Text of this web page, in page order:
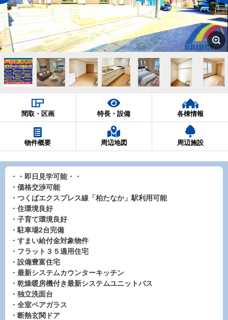
間取・区画 特長・設備 各棟情報
物件概要 周辺地図 周辺施設
・・即日見学可能・・
・価格交渉可能
・つくばエクスプレス線「柏たなか」駅利用可能
・住環境良好
・子育て環境良好
・駐車場2台完備
・すまい給付金対象物件
・フラット３５適用住宅
・設備豊富住宅
・最新システムカウンターキッチン
・乾燥暖房機付き最新システムユニットバス
・独立洗面台
・全室ペアガラス
・断熱玄関ドア